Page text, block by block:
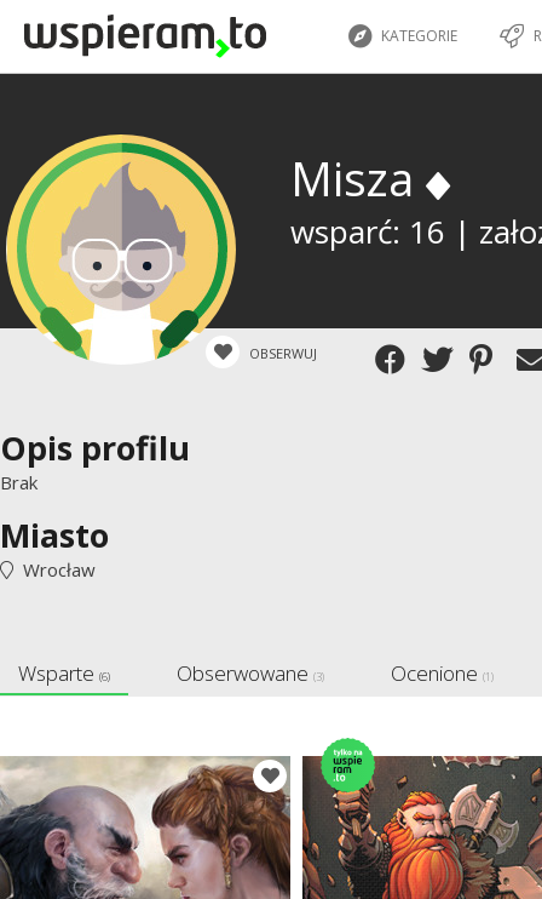
KATEGORIE
Misza
wsparć: 16 |
OBSERWUJ
Opis profilu
Brak
Miasto
Wrocław
Wsparte (6) Obserwowane (3) Ocenione (1)